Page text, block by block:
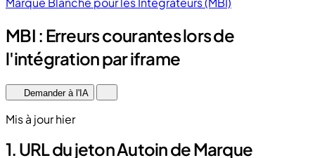
MBI : Erreurs courantes lors de
l'intégration par iframe
Demander à l'IA
Mis à jour hier
1. URL du jeton Autoin de Marque